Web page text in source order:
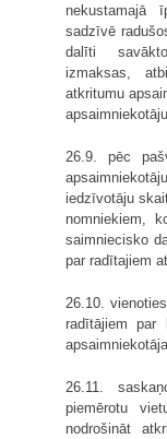
nekustamajā
sadzīvē
dalīti
izmaksas,
atkritumu
26.9. pēc
iedzīvotāju
nomniekiem,
saimniecisko
par radītajiem
26.10.
radītājiem par
26.11.
piemērotu
nodrošināt